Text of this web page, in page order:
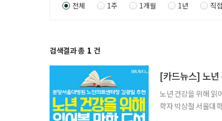
전체 1주 1개월 1년 직
검색결과 총 1 건
[카드뉴스] 노년
노년 건강을 위해 읽어볼 만한 도서 by
학자 박상철 서울대